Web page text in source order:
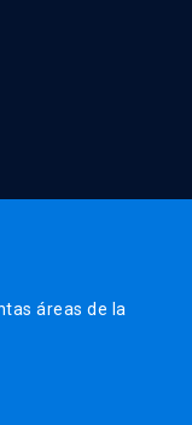
áreas de la